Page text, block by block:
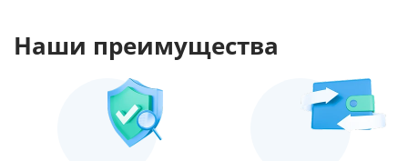
Наши преимущества